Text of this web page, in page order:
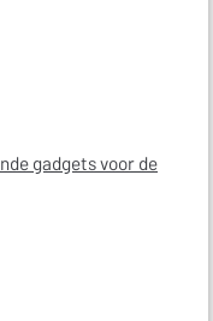
gadgets voor de